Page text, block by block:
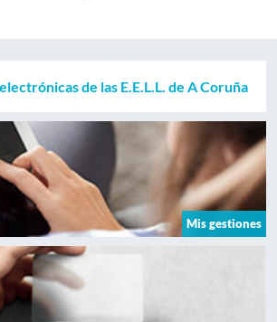
de las E.E.L.L. de A Coruña
Mis gestiones